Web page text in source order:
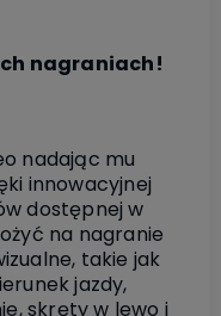
nagraniach!
nadając mu
innowacyjnej
dostępnej w
na nagranie
takie jak
jazdy,
skręty w lewo i